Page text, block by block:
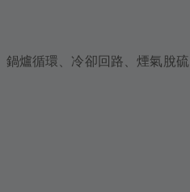
鍋爐循環、冷卻回路、煙氣脫硫